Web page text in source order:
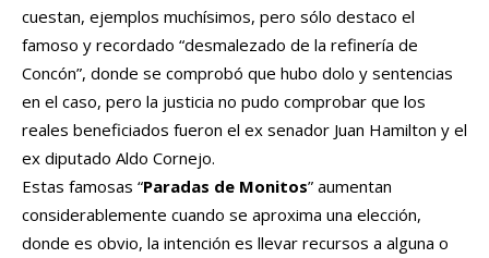
cuestan, ejemplos muchísimos, pero sólo destaco el
famoso y recordado “desmalezado de la refinería de
Concón”, donde se comprobó que hubo dolo y sentencias
en el caso, pero la justicia no pudo comprobar que los
reales beneficiados fueron el ex senador Juan Hamilton y el
ex diputado Aldo Cornejo.
Estas famosas “Paradas de Monitos” aumentan
considerablemente cuando se aproxima una elección,
donde es obvio, la intención es llevar recursos a alguna o